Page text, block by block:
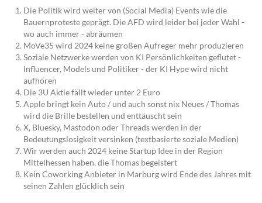
Die Politik wird weiter von (Social Media) Events wie die
Bauernproteste geprägt. Die AFD wird leider bei jeder Wahl -
wo auch immer - abräumen
MoVe35 wird 2024 keine großen Aufreger mehr produzieren
Soziale Netzwerke werden von KI Persönlichkeiten geflutet -
Influencer, Models und Politiker - der KI Hype wird nicht
aufhören
Die 3U Aktie fällt wieder unter 2 Euro
Apple bringt kein Auto / und auch sonst nix Neues / Thomas
wird die Brille bestellen und enttäuscht sein
X, Bluesky, Mastodon oder Threads werden in der
Bedeutungslosigkeit versinken (textbasierte soziale Medien)
Wir werden auch 2024 keine Startup Idee in der Region
Mittelhessen haben, die Thomas begeistert
Kein Coworking Anbieter in Marburg wird Ende des Jahres mit
seinen Zahlen glücklich sein